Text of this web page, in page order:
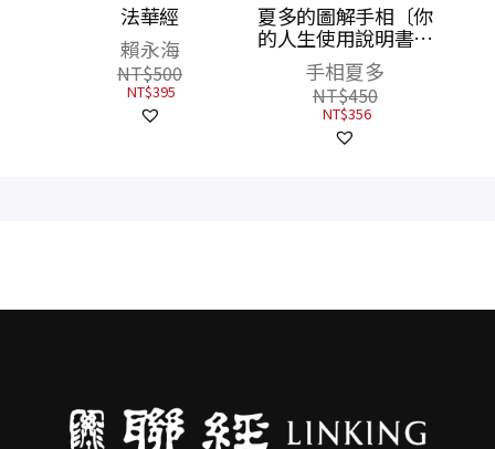
夏多的圖解手相〔你
的人生使用說明書〕
【限量贈品組】有貼
有保佑開運貼紙＋快
速識人攻略手冊：用
掌紋分析8大運勢，
手相夏多
NT$450
NT$356